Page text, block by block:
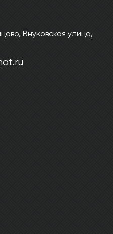
третьим
третьим
Внуковская улица,